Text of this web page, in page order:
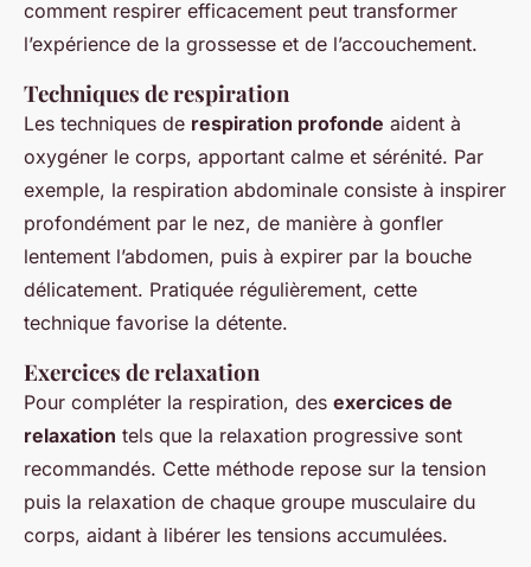
comment respirer efficacement peut transformer
l’expérience de la grossesse et de l’accouchement.
Techniques de respiration
Les techniques de respiration profonde aident à
oxygéner le corps, apportant calme et sérénité. Par
exemple, la respiration abdominale consiste à inspirer
profondément par le nez, de manière à gonfler
lentement l’abdomen, puis à expirer par la bouche
délicatement. Pratiquée régulièrement, cette
technique favorise la détente.
Exercices de relaxation
Pour compléter la respiration, des exercices de
relaxation tels que la relaxation progressive sont
recommandés. Cette méthode repose sur la tension
puis la relaxation de chaque groupe musculaire du
corps, aidant à libérer les tensions accumulées.